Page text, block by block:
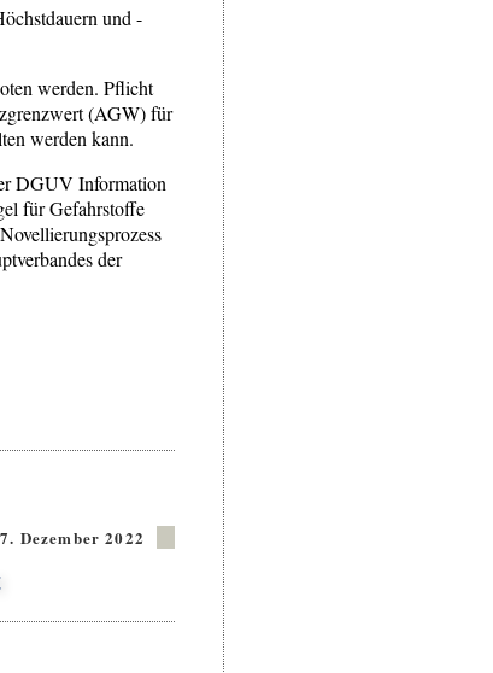
und -
werden. Pflicht
(AGW) für
werden kann.
DGUV Information
für Gefahrstoffe
der
Dezember 2022